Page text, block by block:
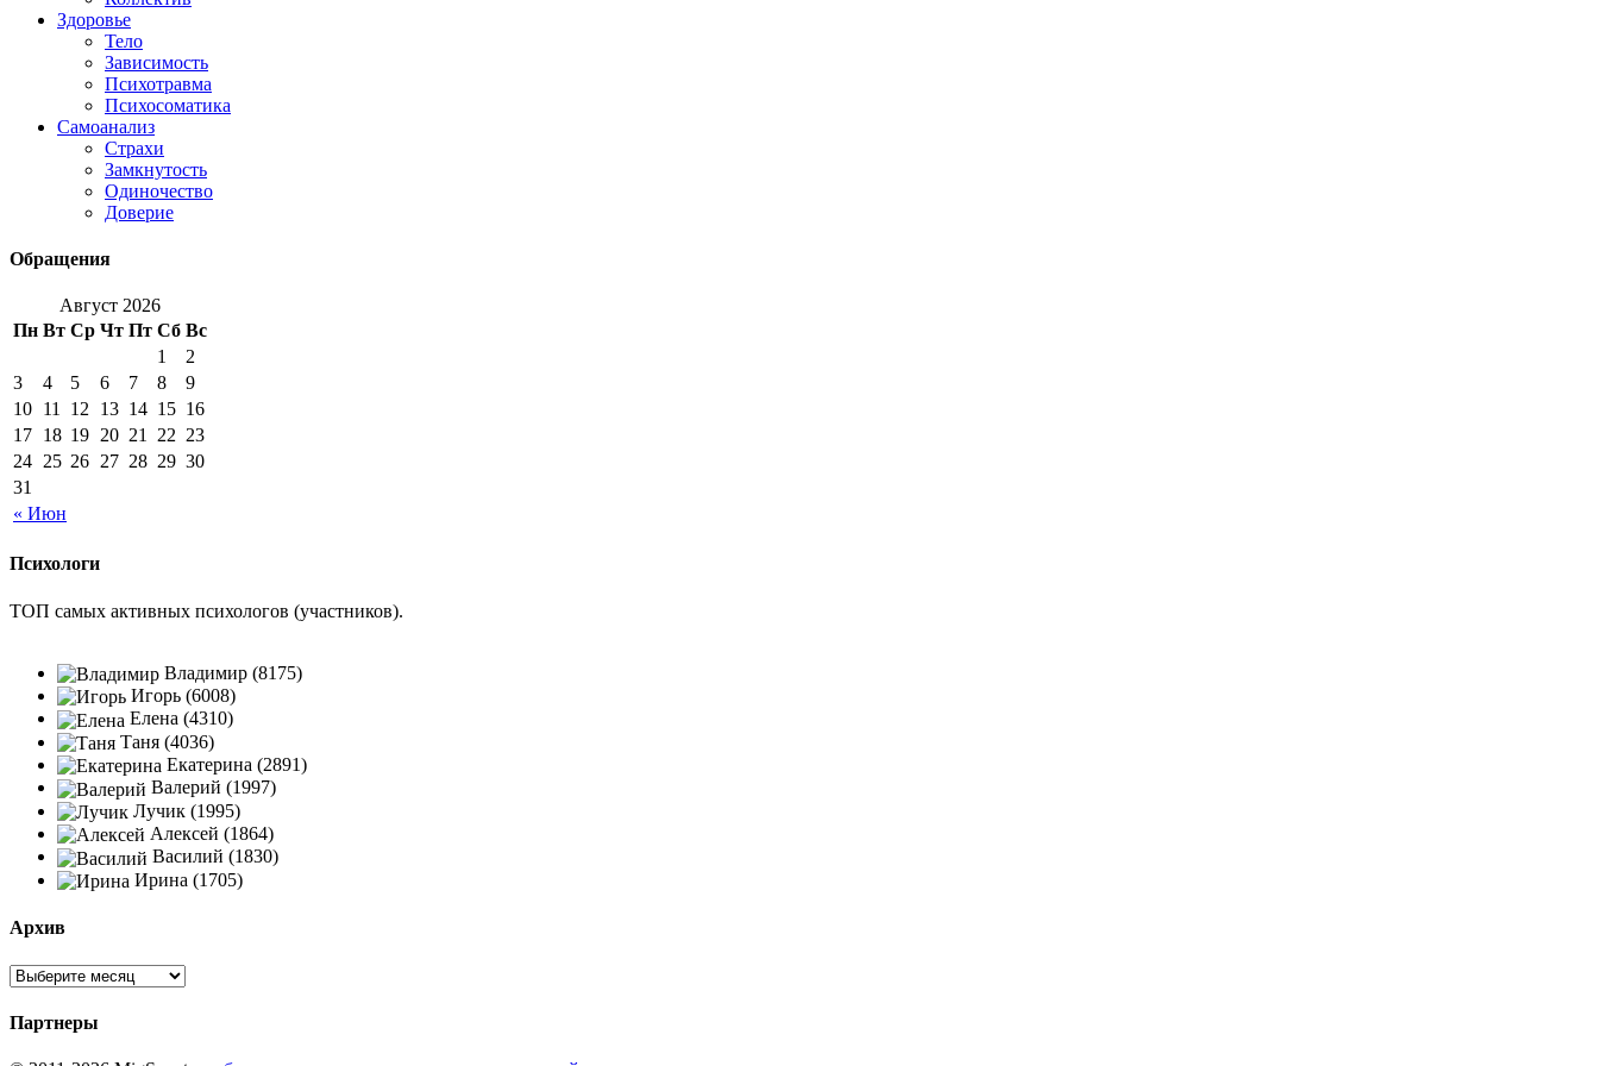
Здоровье
Тело
Зависимость
Психотравма
Психосоматика
Самоанализ
Страхи
Замкнутость
Одиночество
Доверие
Обращения
Август 2026
Пн Вт Ср Чт Пт Сб Вс
« Июн
1
2
3
4 5 6 7 8
9
10 11 12 13 14 15 16
17 18 19 20 21 22 23
24 25 26 27 28 29 30
31
Психологи
ТОП самых активных психологов (участников).
Владимир (8175)
Игорь (6008)
Елена (4310)
Таня (4036)
Екатерина (2891)
Валерий (1997)
Лучик (1995)
Алексей (1864)
Василий (1830)
Ирина (1705)
Архив
Партнеры